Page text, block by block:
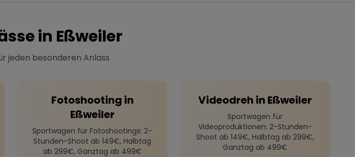
in Eßweiler
jeden besonderen Anlass
Fotoshooting in
Eßweiler
Sportwagen für Fotoshootings: 2-
Stunden-Shoot ab 149€, Halbtag
ab 299€, Ganztag ab 499€
Videodreh in Eßweiler
Sportwagen für
Videoproduktionen: 2-Stunden-
Shoot ab 149€, Halbtag ab 299€,
Ganztag ab 499€